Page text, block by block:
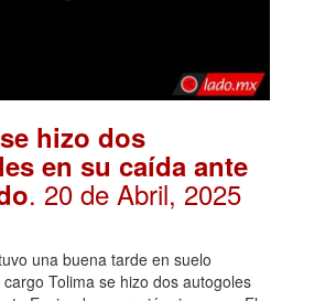
hizo dos
en su caída ante
. 20 de Abril, 2025
una buena tarde en suelo
Tolima se hizo dos autogoles